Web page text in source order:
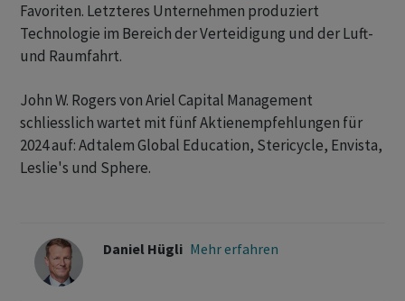
Favoriten. Letzteres Unternehmen produziert
Technologie im Bereich der Verteidigung und der Luft-
und Raumfahrt.
John W. Rogers von Ariel Capital Management
schliesslich wartet mit fünf Aktienempfehlungen für
2024 auf: Adtalem Global Education, Stericycle, Envista,
Leslie's und Sphere.
Daniel Hügli Mehr erfahren